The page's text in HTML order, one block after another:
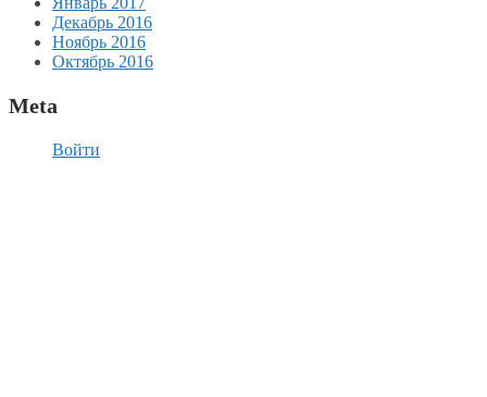
Декабрь 2016
Ноябрь 2016
Октябрь 2016
Meta
Войти